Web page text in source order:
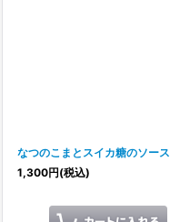
なつのこまとスイカ糖のソース
1,300円(税込)